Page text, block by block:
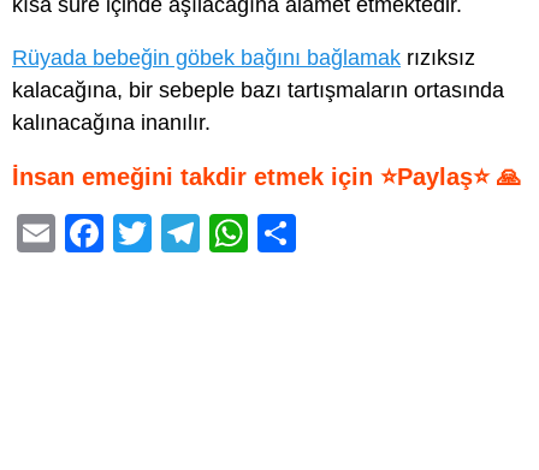
kısa süre içinde aşılacağına alamet etmektedir.
Rüyada bebeğin göbek bağını bağlamak rızıksız
kalacağına, bir sebeple bazı tartışmaların ortasında
kalınacağına inanılır.
İnsan emeğini takdir etmek için ⭐Paylaş⭐ 🙏
E
F
T
T
W